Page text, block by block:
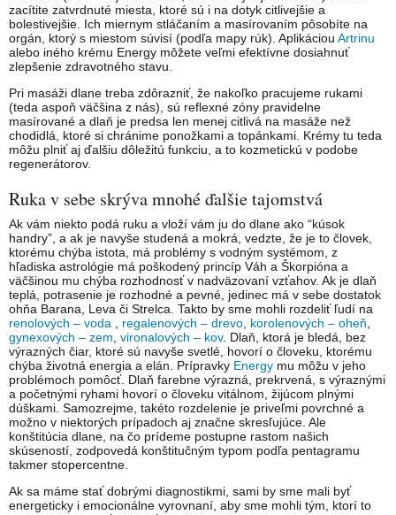
zacítite zatvrdnuté miesta, ktoré sú i na dotyk citlivejšie a
bolestivejšie. Ich miernym stláčaním a masírovaním pôsobíte na
orgán, ktorý s miestom súvisí (podľa mapy rúk). Aplikáciou Artrinu
alebo iného krému Energy môžete veľmi efektívne dosiahnuť
zlepšenie zdravotného stavu.
Pri masáži dlane treba zdôrazniť, že nakoľko pracujeme rukami
(teda aspoň väčšina z nás), sú reflexné zóny pravidelne
masírované a dlaň je predsa len menej citlivá na masáže než
chodidlá, ktoré si chránime ponožkami a topánkami. Krémy tu teda
môžu plniť aj ďalšiu dôležitú funkciu, a to kozmetickú v podobe
regenerátorov.
Ruka v sebe skrýva mnohé ďalšie tajomstvá
Ak vám niekto podá ruku a vloží vám ju do dlane ako “kúsok
handry”, a ak je navyše studená a mokrá, vedzte, že je to človek,
ktorému chýba istota, má problémy s vodným systémom, z
hľadiska astrológie má poškodený princíp Váh a Škorpióna a
väčšinou mu chýba rozhodnosť v nadväzovaní vzťahov. Ak je dlaň
teplá, potrasenie je rozhodné a pevné, jedinec má v sebe dostatok
ohňa Barana, Leva či Strelca. Takto by sme mohli rozdeliť ľudí na
renolových – voda
regalenových – drevo korolenových – oheň
gynexových – zem vironalových – kov. Dlaň, ktorá je bledá, bez
výrazných čiar, ktoré sú navyše svetlé, hovorí o človeku, ktorému
chýba životná energia a elán. Prípravky Energy mu môžu v jeho
problémoch pomôcť. Dlaň farebne výrazná, prekrvená, s výraznými
a početnými ryhami hovorí o človeku vitálnom, žijúcom plnými
dúškami. Samozrejme, takéto rozdelenie je priveľmi povrchné a
možno v niektorých prípadoch aj značne skresľujúce. Ale
konštitúcia dlane, na čo prídeme postupne rastom našich
skúseností, zodpovedá konštitučným typom podľa pentagramu
takmer stopercentne.
Ak sa máme stať dobrými diagnostikmi, sami by sme mali byť
energeticky i emocionálne vyrovnaní, aby sme mohli tým, ktorí to